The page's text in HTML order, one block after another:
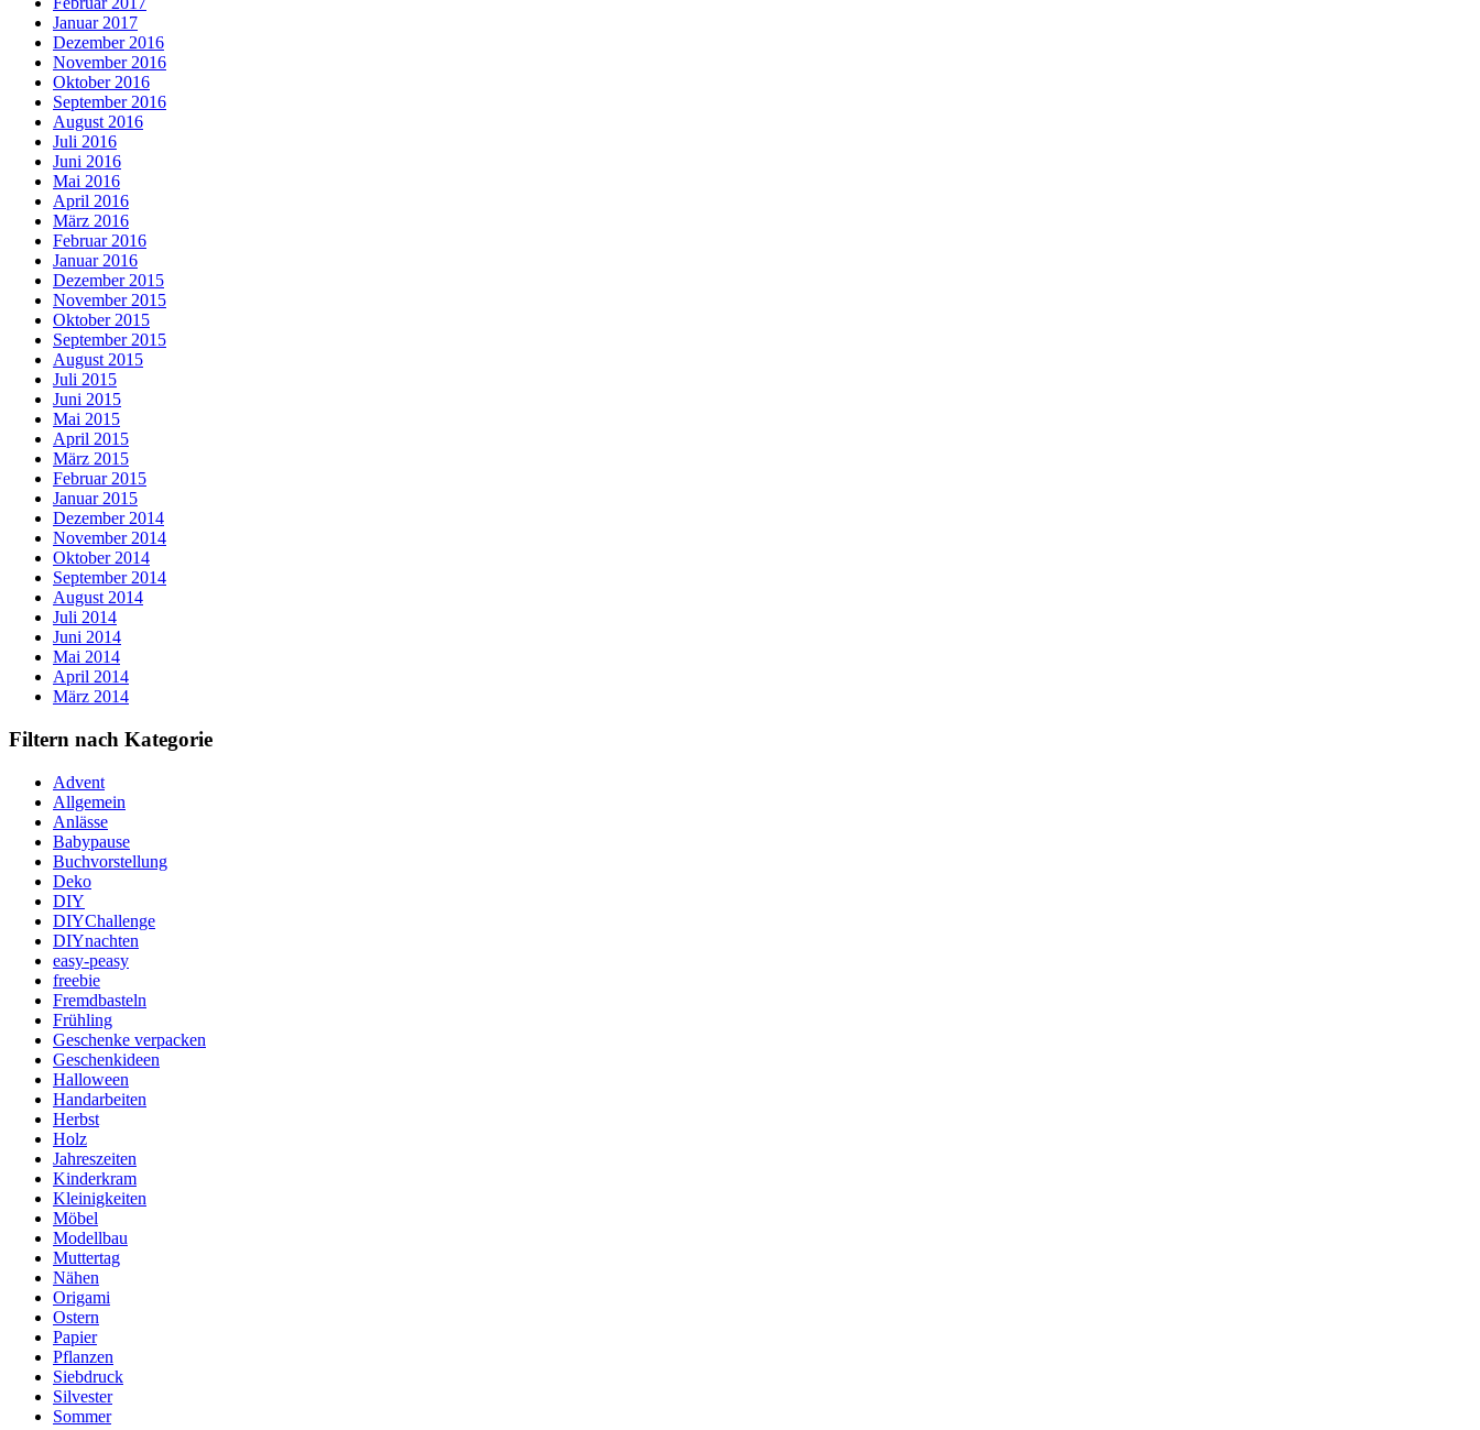
Januar 2017
Dezember 2016
November 2016
Oktober 2016
September 2016
August 2016
Juli 2016
Juni 2016
Mai 2016
April 2016
März 2016
Februar 2016
Januar 2016
Dezember 2015
November 2015
Oktober 2015
September 2015
August 2015
Juli 2015
Juni 2015
Mai 2015
April 2015
März 2015
Februar 2015
Januar 2015
Dezember 2014
November 2014
Oktober 2014
September 2014
August 2014
Juli 2014
Juni 2014
Mai 2014
April 2014
März 2014
Filtern nach Kategorie
Advent
Allgemein
Anlässe
Babypause
Buchvorstellung
Deko
DIY
DIYChallenge
DIYnachten
easy-peasy
freebie
Fremdbasteln
Frühling
Geschenke verpacken
Geschenkideen
Halloween
Handarbeiten
Herbst
Holz
Jahreszeiten
Kinderkram
Kleinigkeiten
Möbel
Modellbau
Muttertag
Nähen
Origami
Ostern
Papier
Pflanzen
Siebdruck
Silvester
Sommer